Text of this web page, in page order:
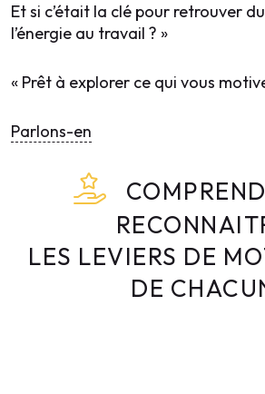
LES LEVIERS DE
DE
Et si c’était la clé pour retrouver
l’énergie au travail ? »
« Prêt à explorer ce qui vous
Parlons-en